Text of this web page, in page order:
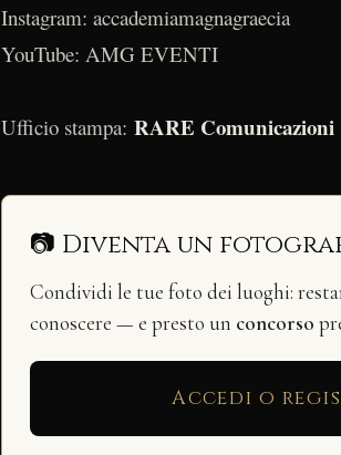
Instagram: accademiamagnagraecia
YouTube: AMG EVENTI
Ufficio stampa: RARE Comunicazioni
📷 Diventa un
Condividi le tue foto dei luoghi:
conoscere — e presto un concorso
Accedi o